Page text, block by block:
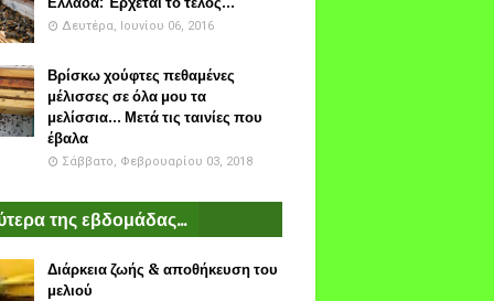
Δευτέρα, Ιουνίου 06, 2016
Βρίσκω χούφτες πεθαμένες
μέλισσες σε όλα μου τα
μελίσσια... Μετά τις ταινίες που
έβαλα
Σάββατο, Φεβρουαρίου 03, 2018
της εβδομάδας...
Διάρκεια ζωής & αποθήκευση του
μελιού